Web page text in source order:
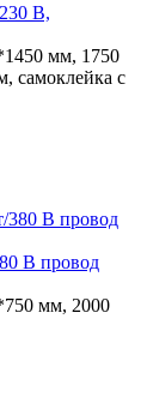
В,
мм, 1750
самоклейка с
В провод
мм, 2000